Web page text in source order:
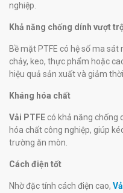
nghiệp.
Khả năng chống dính vượt
Bề mặt PTFE có hệ số ma
chảy, keo, thực phẩm hoặc
hiệu quả sản xuất và giảm
Kháng hóa chất
Vải PTFE có khả năng chống
hóa chất công nghiệp, giúp
trường ăn mòn.
Cách điện tốt
Nhờ đặc tính cách điện cao,